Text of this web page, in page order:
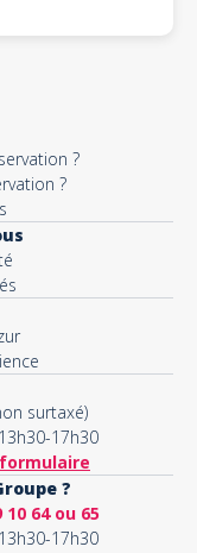
?
?
surtaxé)
17h30
?
10 64 ou 65
17h30